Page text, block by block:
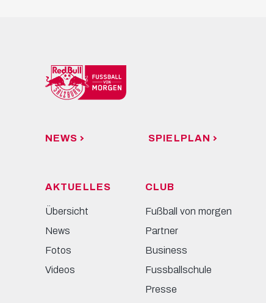
NEWS SPIELPLAN
AKTUELLES
Übersicht
News
Fotos
Videos
CLUB
Fußball von morgen
Partner
Business
Fussballschule
Presse